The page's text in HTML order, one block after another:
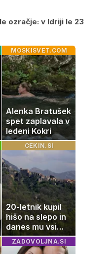
ozračje: v Idriji le 23
MOSKISVET.COM
Alenka Bratušek
spet zaplavala v
ledeni Kokri
CEKIN.SI
20-letnik kupil
hišo na slepo in
danes mu vsi
zavidajo
ZADOVOLJNA.SI